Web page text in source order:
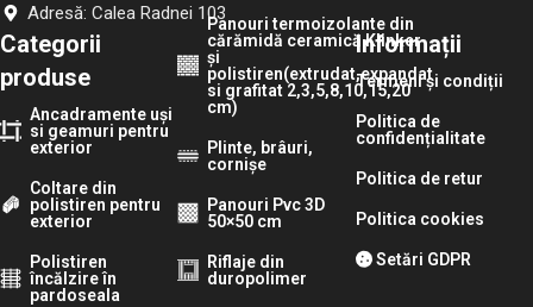
Adresă: Calea Radnei 103
Categorii
produse
Ancadramente uși
si geamuri pentru
exterior
Coltare din
polistiren pentru
exterior
Polistiren
încălzire în
pardoseala
Panouri termoizolante din
cărămidă ceramică Klinker
și
polistiren(extrudat,expandat
si grafitat 2,3,5,8,10,15,20
cm)
Plinte, brâuri,
cornișe
Panouri Pvc 3D
50×50 cm
Riflaje din
duropolimer
Informații
Termeni și condiții
Politica de
confidențialitate
Politica de retur
Politica cookies
Setări GDPR